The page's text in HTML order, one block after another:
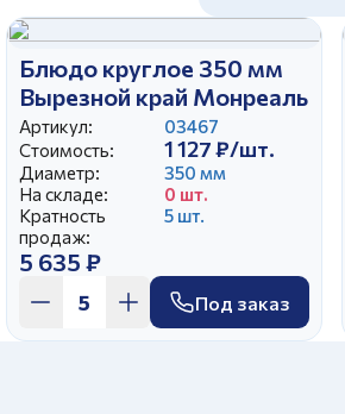
Блюдо круглое 350 мм
Вырезной край Монреаль
Артикул:
03467
Стоимость:
1 127 ₽/шт.
Диаметр:
350 мм
На складе:
0 шт.
Кратность
продаж:
5 шт.
5 635 ₽
Под заказ